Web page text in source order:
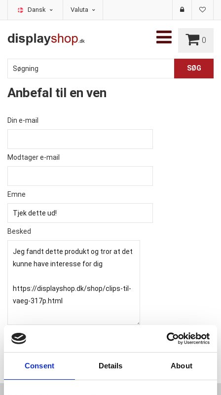
Consent Details About
Dansk Valuta
0
Anbefal til en ven
Din e-mail
Modtager e-mail
Emne
Besked